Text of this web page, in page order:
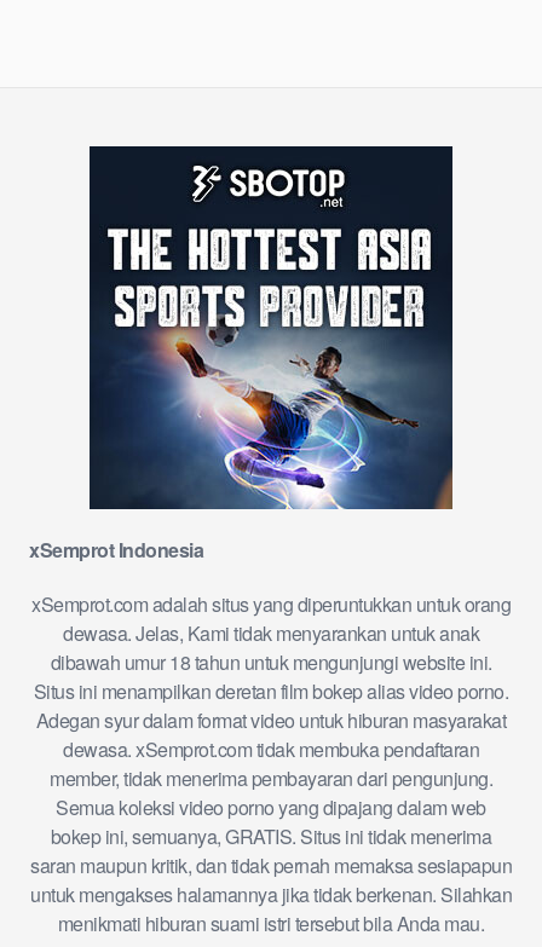
xSemprot Indonesia
xSemprot.com adalah situs yang diperuntukkan untuk orang
dewasa. Jelas, Kami tidak menyarankan untuk anak
dibawah umur 18 tahun untuk mengunjungi website ini.
Situs ini menampilkan deretan film bokep alias video porno.
Adegan syur dalam format video untuk hiburan masyarakat
dewasa. xSemprot.com tidak membuka pendaftaran
member, tidak menerima pembayaran dari pengunjung.
Semua koleksi video porno yang dipajang dalam web
bokep ini, semuanya, GRATIS. Situs ini tidak menerima
saran maupun kritik, dan tidak pernah memaksa sesiapapun
untuk mengakses halamannya jika tidak berkenan. Silahkan
menikmati hiburan suami istri tersebut bila Anda mau.